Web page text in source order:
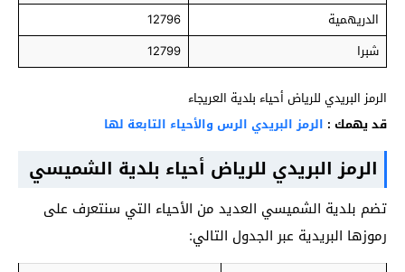
الدريهمية
12796
شبرا
12799
الرمز البريدي للرياض أحياء بلدية العريجاء
قد يهمك : الرمز البريدي الرس والأحياء التابعة لها
الرمز البريدي للرياض أحياء بلدية الشميسي
تضم بلدية الشميسي العديد من الأحياء التي سنتعرف على
رموزها البريدية عبر الجدول التالي: